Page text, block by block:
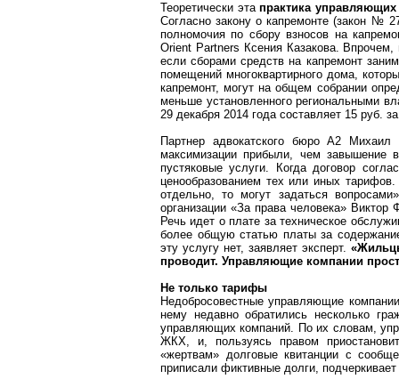
Теоретически этапрактика
Согласно закону о капремонте (закон №
полномочия по сбору взносов на
Orient Partners Ксения Казакова.
если сборами средств на капремонт
помещений многоквартирного дома,
капремонт, могут на общем собрании
меньше установленного региональными
29 декабря 2014 года составляет 15 руб.
Партнер адвокатского бюро А2 Михаил
максимизации прибыли, чем завышение
пустяковые услуги. Когда договор
ценообразованием тех или иных
отдельно, то могут задаться
организации «За права человека» Виктор
Речь идет о плате за техническое
более общую статью платы за
эту услугу нет, заявляет эксперт.
проводит. Управляющие компании
Не только тарифы
Недобросовестные управляющие
нему недавно обратились несколько
управляющих компаний. По их словам,
ЖКХ, и, пользуясь правом
«жертвам» долговые квитанции с
приписали фиктивные долги,